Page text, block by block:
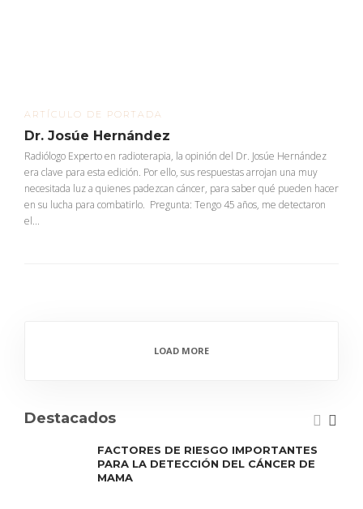
ARTÍCULO DE PORTADA
Dr. Josúe Hernández
Radiólogo Experto en radioterapia, la opinión del Dr. Josúe Hernández
era clave para esta edición. Por ello, sus respuestas arrojan una muy
necesitada luz a quienes padezcan cáncer, para saber qué pueden hacer
en su lucha para combatirlo. Pregunta: Tengo 45 años, me detectaron
el...
LOAD MORE
Destacados
FACTORES DE RIESGO IMPORTANTES
PARA LA DETECCIÓN DEL CÁNCER DE
MAMA